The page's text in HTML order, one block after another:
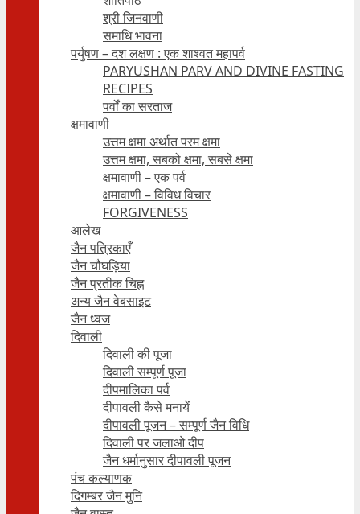
श्री जिनवाणी
समाधि भावना
पर्युषण – दश लक्षण : एक शाश्वत महापर्व
PARYUSHAN PARV AND DIVINE FASTING
RECIPES
पर्वों का सरताज
क्षमावाणी
उत्तम क्षमा अर्थात परम क्षमा
उत्तम क्षमा, सबको क्षमा, सबसे क्षमा
क्षमावाणी – एक पर्व
क्षमावाणी – विविध विचार
FORGIVENESS
आलेख
जैन पत्रिकाएँ
जैन चौघड़िया
जैन प्रतीक चिह्न
अन्य जैन वेबसाइट
जैन ध्वज
दिवाली
दिवाली की पूजा
दिवाली सम्पूर्ण पूजा
दीपमालिका पर्व
दीपावली कैसे मनायें
दीपावली पूजन – सम्पूर्ण जैन विधि
दिवाली पर जलाओ दीप
जैन धर्मानुसार दीपावली पूजन
पंच कल्याणक
दिगम्बर जैन मुनि